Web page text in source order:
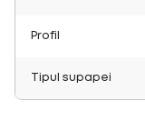
Profil
Tipul supapei